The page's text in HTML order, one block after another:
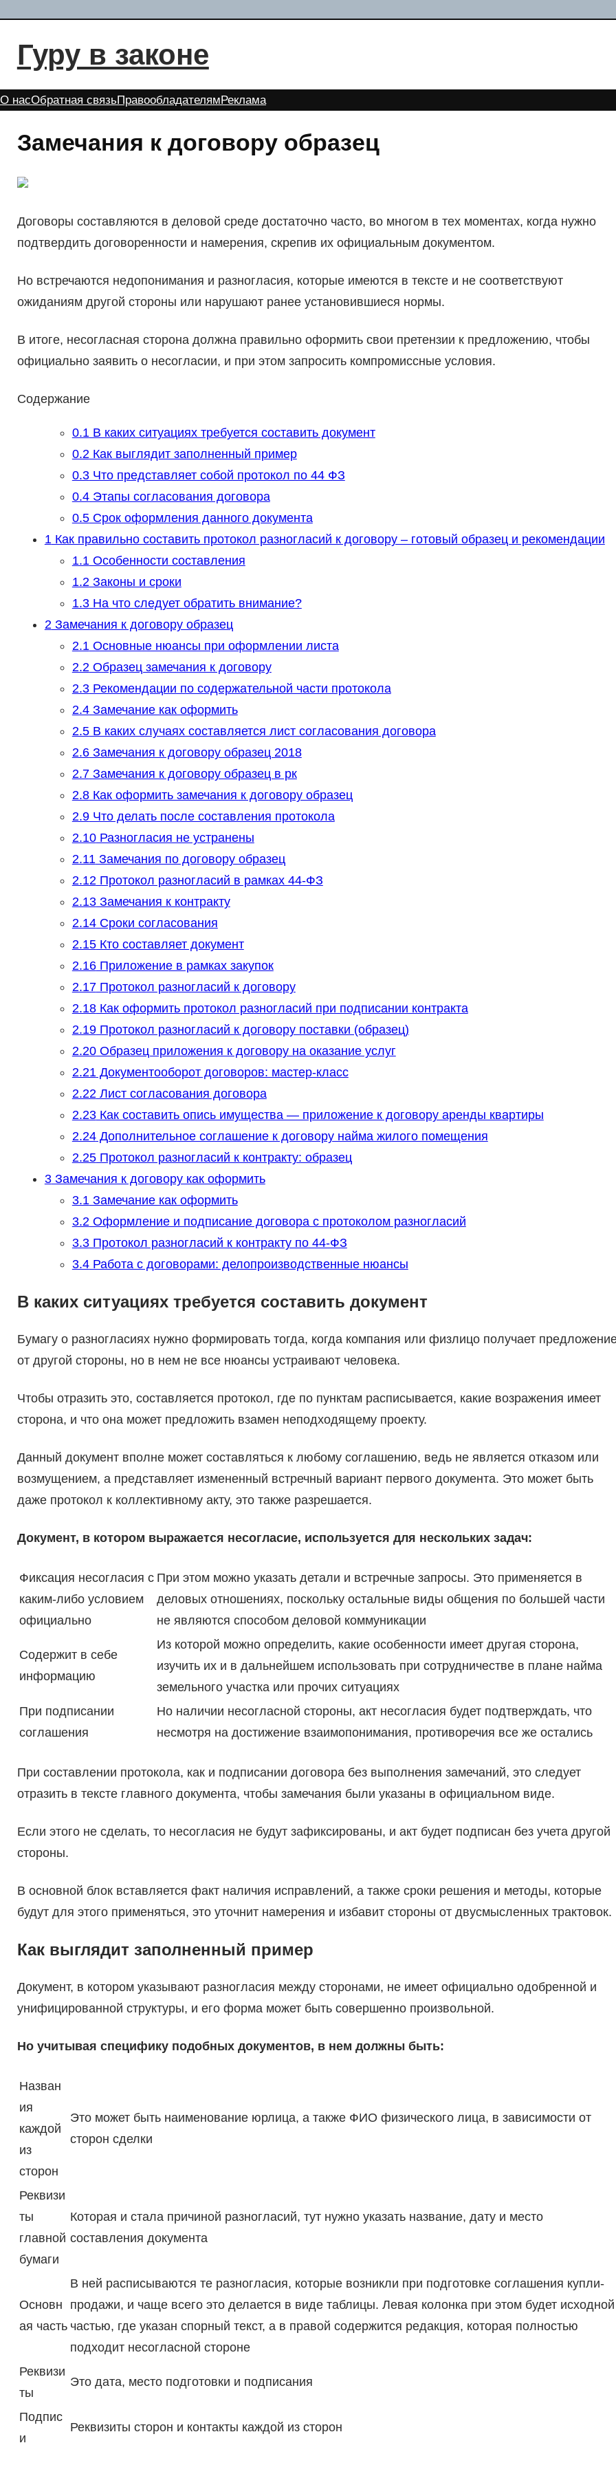
содержимому
Гуру в законе
О насОбратная связьПравообладателям Реклама
Замечания к договору образец
Договоры составляются в деловой среде достаточно часто, во многом в тех моментах, когда нужно
подтвердить договоренности и намерения, скрепив их официальным документом.
Но встречаются недопонимания и разногласия, которые имеются в тексте и не соответствуют
ожиданиям другой стороны или нарушают ранее установившиеся нормы.
В итоге, несогласная сторона должна правильно оформить свои претензии к предложению, чтобы
официально заявить о несогласии, и при этом запросить компромиссные условия.
Содержание
0.1В каких ситуациях требуется составить документ
0.2Как выглядит заполненный пример
0.3Что представляет собой протокол по 44 ФЗ
0.4Этапы согласования договора
0.5Срок оформления данного документа
1Как правильно составить протокол разногласий к договору – готовый образец и рекомендации
1.1Особенности составления
1.2Законы и сроки
1.3На что следует обратить внимание?
2Замечания к договору образец
2.1Основные нюансы при оформлении листа
2.2Образец замечания к договору
2.3Рекомендации по содержательной части протокола
2.4Замечание как оформить
2.5В каких случаях составляется лист согласования договора
2.6Замечания к договору образец 2018
2.7Замечания к договору образец в рк
2.8Как оформить замечания к договору образец
2.9Что делать после составления протокола
2.10Разногласия не устранены
2.11Замечания по договору образец
2.12Протокол разногласий в рамках 44-ФЗ
2.13Замечания к контракту
2.14Сроки согласования
2.15Кто составляет документ
2.16Приложение в рамках закупок
2.17Протокол разногласий к договору
2.18Как оформить протокол разногласий при подписании контракта
2.19Протокол разногласий к договору поставки (образец)
2.20Образец приложения к договору на оказание услуг
2.21Документооборот договоров: мастер-класс
2.22Лист согласования договора
2.23Как составить опись имущества — приложение к договору аренды квартиры
2.24Дополнительное соглашение к договору найма жилого помещения
2.25Протокол разногласий к контракту: образец
3Замечания к договору как оформить
3.1Замечание как оформить
3.2Оформление и подписание договора с протоколом разногласий
3.3Протокол разногласий к контракту по 44-ФЗ
3.4Работа с договорами: делопроизводственные нюансы
В каких ситуациях требуется составить документ
Бумагу о разногласиях нужно формировать тогда, когда компания или физлицо получает
от другой стороны, но в нем не все нюансы устраивают человека.
Чтобы отразить это, составляется протокол, где по пунктам расписывается, какие возражения имеет
сторона, и что она может предложить взамен неподходящему проекту.
Данный документ вполне может составляться к любому соглашению, ведь не является отказом или
возмущением, а представляет измененный встречный вариант первого документа. Это может быть
даже протокол к коллективному акту, это также разрешается.
Документ, в котором выражается несогласие, используется для нескольких задач:
Фиксация несогласия с
каким-либо условием
официально
При этом можно указать детали и встречные запросы. Это применяется в
деловых отношениях, поскольку остальные виды общения по большей части
не являются способом деловой коммуникации
Содержит в себе
информацию
Из которой можно определить, какие особенности имеет другая сторона,
изучить их и в дальнейшем использовать при сотрудничестве в плане найма
земельного участка или прочих ситуациях
При подписании
соглашения
Но наличии несогласной стороны, акт несогласия будет подтверждать, что
несмотря на достижение взаимопонимания, противоречия все же остались
При составлении протокола, как и подписании договора без выполнения замечаний, это следует
отразить в тексте главного документа, чтобы замечания были указаны в официальном виде.
Если этого не сделать, то несогласия не будут зафиксированы, и акт будет подписан без учета другой
стороны.
В основной блок вставляется факт наличия исправлений, а также сроки решения и методы, которые
будут для этого применяться, это уточнит намерения и избавит стороны от двусмысленных трактовок.
Как выглядит заполненный пример
Документ, в котором указывают разногласия между сторонами, не имеет официально одобренной и
унифицированной структуры, и его форма может быть совершенно произвольной.
Но учитывая специфику подобных документов, в нем должны быть:
Назван
ия
каждой
из
сторон
Это может быть наименование юрлица, а также ФИО физического лица, в зависимости от
сторон сделки
Реквизи
ты
главной
бумаги
Которая и стала причиной разногласий, тут нужно указать название, дату и место
составления документа
Основн
ая часть
В ней расписываются те разногласия, которые возникли при подготовке соглашения купли-
продажи, и чаще всего это делается в виде таблицы. Левая колонка при этом будет исходной
частью, где указан спорный текст, а в правой содержится редакция, которая полностью
подходит несогласной стороне
Реквизи
ты
Это дата, место подготовки и подписания
Подпис
и
Реквизиты сторон и контакты каждой из сторон